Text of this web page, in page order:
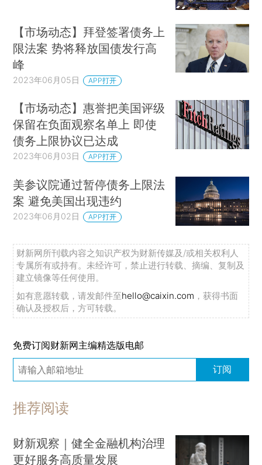
【市场动态】拜登签署债务上
限法案 势将释放国债发行高
峰
2023年06月05日 APP打开
【市场动态】惠誉把美国评级
保留在负面观察名单上 即使
债务上限协议已达成
2023年06月03日 APP打开
美参议院通过暂停债务上限法
案 避免美国出现违约
2023年06月02日 APP打开
财新网所刊载内容之知识产权为财新传媒及/或相关权利人
专属所有或持有。未经许可，禁止进行转载、摘编、复制及
建立镜像等任何使用。
如有意愿转载，请发邮件至hello@caixin.com ，获得书面
确认及授权后，方可转载。
免费订阅财新网主编精选版电邮
订阅
推荐阅读
财新观察｜健全金融机构治理
更好服务高质量发展